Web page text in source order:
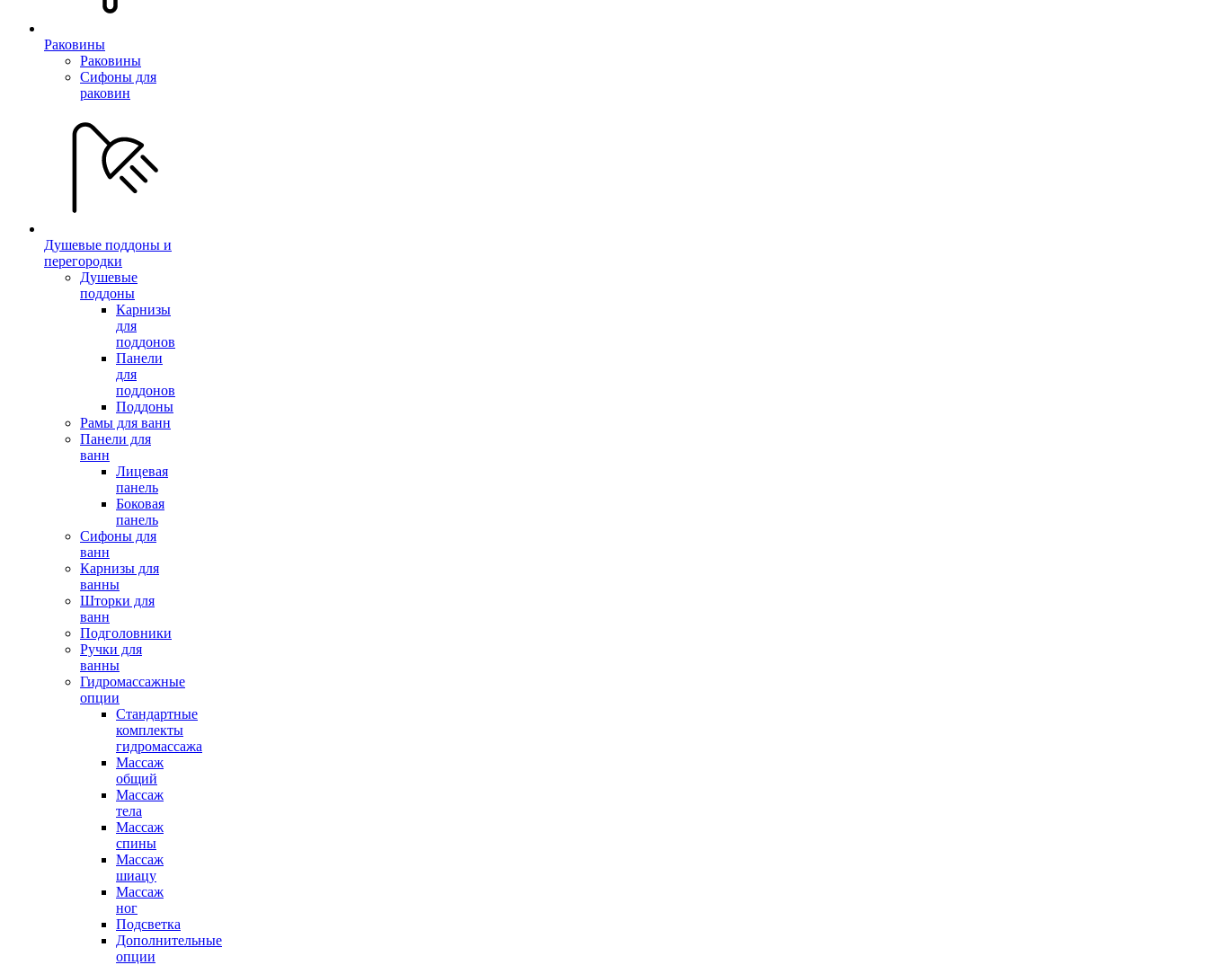
Раковины
Раковины
Сифоны для
раковин
Душевые поддоны и
перегородки
Душевые
поддоны
Карнизы
для
поддонов
Панели
для
поддонов
Поддоны
Рамы для ванн
Панели для
ванн
Лицевая
панель
Боковая
панель
Сифоны для
ванн
Карнизы для
ванны
Шторки для
ванн
Подголовники
Ручки для
ванны
Гидромассажные
опции
Стандартные
комплекты
гидромассажа
Массаж
общий
Массаж
тела
Массаж
спины
Массаж
шиацу
Массаж
ног
Подсветка
Дополнительные
опции